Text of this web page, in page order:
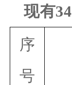
现有34
序
号